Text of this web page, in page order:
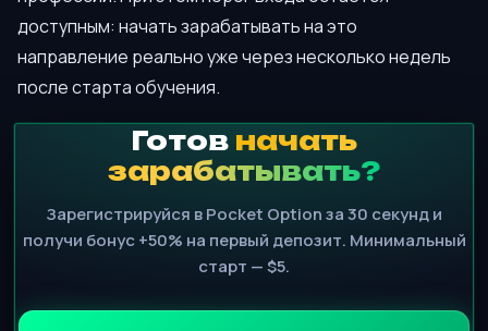
доступным: начать зарабатывать на это
направление реально уже через несколько недель
после старта обучения.
Готов начать
зарабатывать?
Зарегистрируйся в Pocket Option за 30 секунд и
получи бонус +50% на первый депозит. Минимальный
старт — $5.